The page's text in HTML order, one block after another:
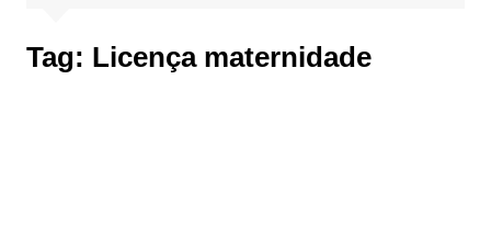
Tag: Licença maternidade